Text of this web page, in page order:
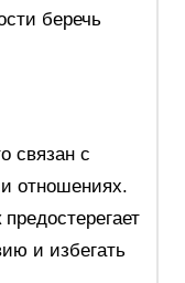
беречь
связан с
отношениях.
и избегать